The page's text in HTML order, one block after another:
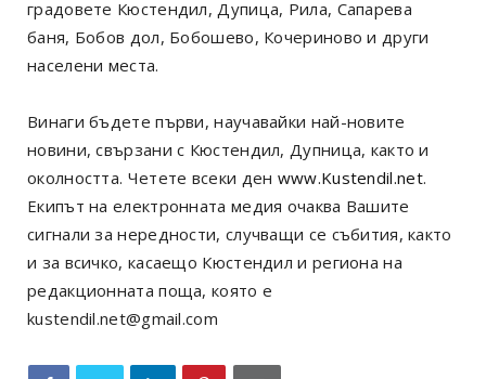
градовете Кюстендил, Дупица, Рила, Сапарева
баня, Бобов дол, Бобошево, Кочериново и други
населени места.
Винаги бъдете първи, научавайки най-новите
новини, свързани с Кюстендил, Дупница, както и
околността. Четете всеки ден www.Kustendil.net.
Екипът на електронната медия очаква Вашите
сигнали за нередности, случващи се събития, както
и за всичко, касаещо Кюстендил и региона на
редакционната поща, която е
kustendil.net@gmail.com